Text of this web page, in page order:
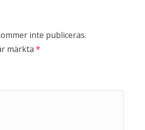
inte publiceras.
märkta *